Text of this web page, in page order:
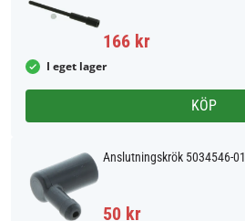
166 kr
I eget lager
KÖP
Anslutningskrök 5034546-01
50 kr